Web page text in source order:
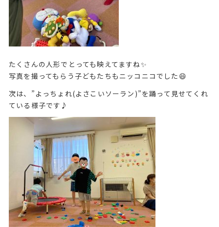
たくさんの人形でとっても映えてますね✨
写真を撮ってもらう子どもたちもニッコニコでした😄
次は、”よっちょれ(よさこいソーラン)”を踊って見せてくれ
ている様子です♪